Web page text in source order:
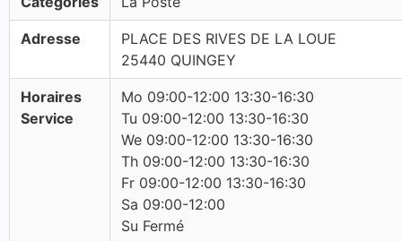
Adresse
PLACE DES RIVES DE LA LOUE
25440 QUINGEY
Horaires
Service
Mo 09:00-12:00 13:30-16:30
Tu 09:00-12:00 13:30-16:30
We 09:00-12:00 13:30-16:30
Th 09:00-12:00 13:30-16:30
Fr 09:00-12:00 13:30-16:30
Sa 09:00-12:00
Su Fermé